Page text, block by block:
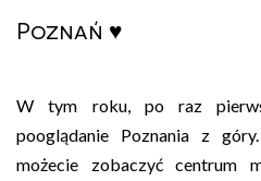
Poznań ♥
W tym roku, po raz
pooglądanie Poznania z
możecie zobaczyć centrum